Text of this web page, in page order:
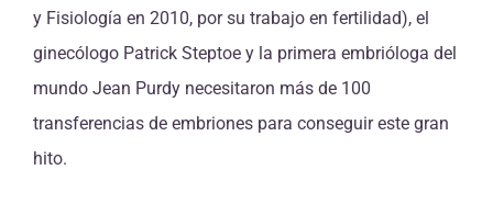
y Fisiología en 2010, por su trabajo en fertilidad), el
ginecólogo Patrick Steptoe y la primera embrióloga del
mundo Jean Purdy necesitaron más de 100
transferencias de embriones para conseguir este gran
hito.